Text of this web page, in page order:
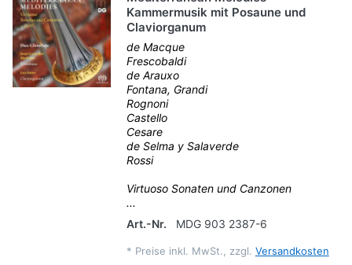
Kammermusik mit Posaune und
Claviorganum
de Macque
Frescobaldi
de Arauxo
Fontana, Grandi
Rognoni
Castello
Cesare
de Selma y Salaverde
Rossi
Virtuoso Sonaten und Canzonen
...
Art.-Nr.
MDG 903 2387-6
* Preise inkl. MwSt., zzgl. Versandkosten